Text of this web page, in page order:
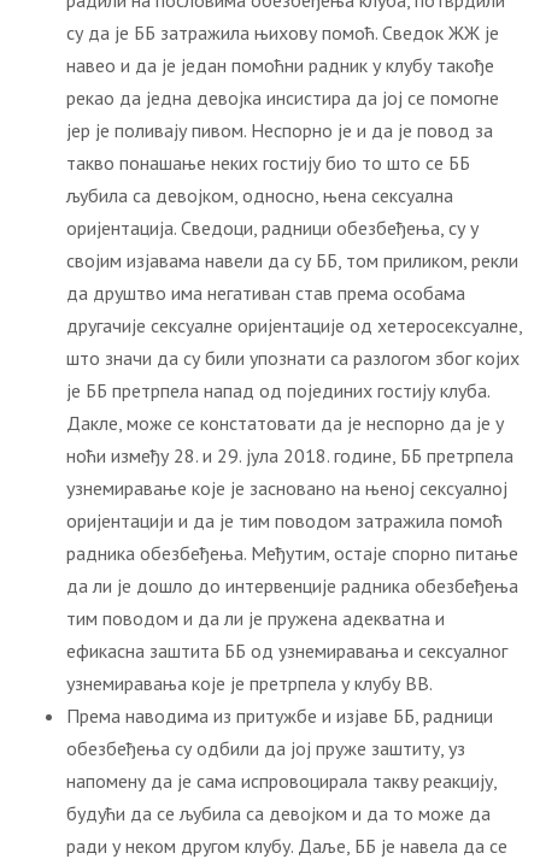
су да је ББ затражила њихову помоћ. Сведок ЖЖ је
навео и да је један помоћни радник у клубу такође
рекао да једна девојка инсистира да јој се помогне
јер је поливају пивом. Неспорно је и да је повод за
такво понашање неких гостију био то што се ББ
љубила са девојком, односно, њена сексуална
оријентација. Сведоци, радници обезбеђења, су у
својим изјавама навели да су ББ, том приликом, рекли
да друштво има негативан став према особама
другачије сексуалне оријентације од хетеросексуалне,
што значи да су били упознати са разлогом због којих
је ББ претрпела напад од појединих гостију клуба.
Дакле, може се констатовати да је неспорно да је у
ноћи између 28. и 29. јула 2018. године, ББ претрпела
узнемиравање које је засновано на њеној сексуалној
оријентацији и да је тим поводом затражила помоћ
радника обезбеђења. Међутим, остаје спорно питање
да ли је дошло до интервенције радника обезбеђења
тим поводом и да ли је пружена адекватна и
ефикасна заштита ББ од узнемиравања и сексуалног
узнемиравања које је претрпела у клубу ВВ.
Према наводима из притужбе и изјаве ББ, радници
обезбеђења су одбили да јој пруже заштиту, уз
напомену да је сама испровоцирала такву реакцију,
будући да се љубила са девојком и да то може да
ради у неком другом клубу. Даље, ББ је навела да се